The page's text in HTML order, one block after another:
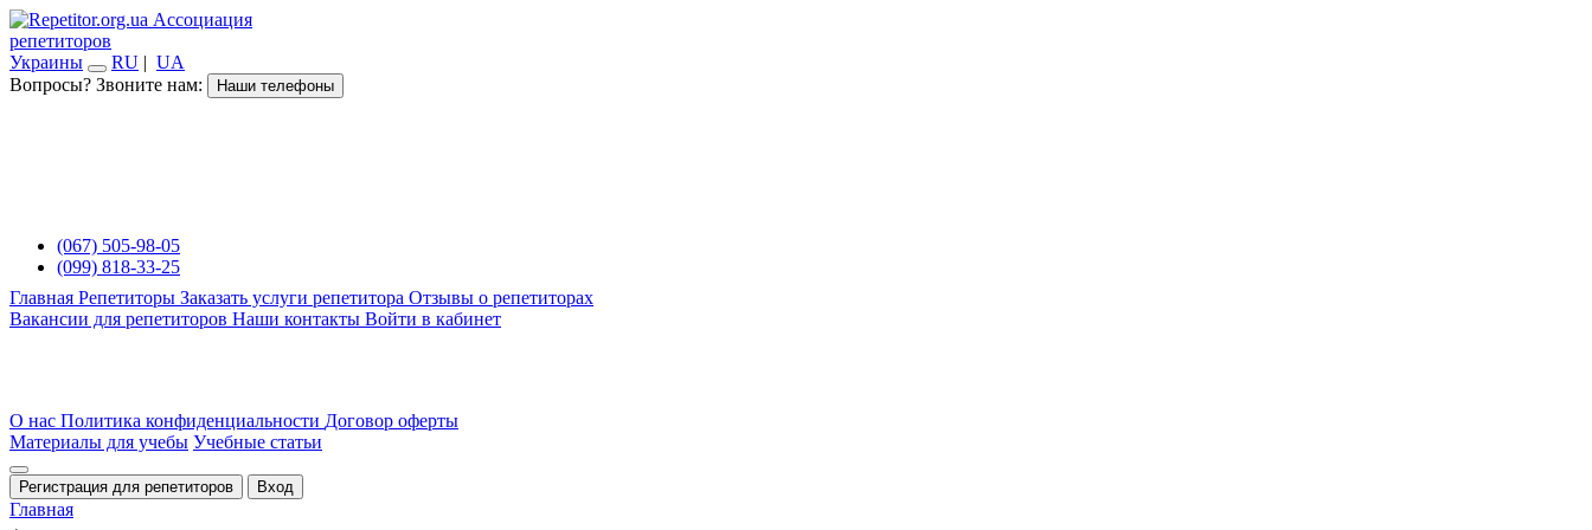
Ассоциация
репетиторов
Украины
RU | UA
Вопросы? Звоните нам:
Наши телефоны
(067) 505-98-05
(099) 818-33-25
Главная Репетиторы Заказать услуги репетитора Отзывы о репетиторах
Вакансии для репетиторов Наши контакты Войти в кабинет
О нас Политика конфиденциальности Договор оферты
Материалы для учебы Учебные статьи
Регистрация для репетиторов Вход
Главная